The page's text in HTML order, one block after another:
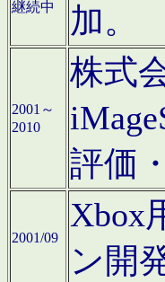
継続中
加。
2001～
2010
株式
評価
2001/09
Xbox
ン開